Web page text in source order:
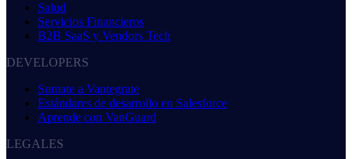
Salud
Servicios Financieros
B2B SaaS y Vendors Tech
DEVELOPERS
Sumate a Vantegrate
Estándares de desarrollo en Salesforce
Aprende con VanGuard
LEGALES